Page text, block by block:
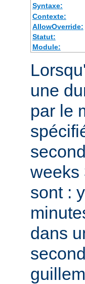
Syntaxe:
Contexte:
AllowOverride:
Statut:
Module:
une
par le
weeks
sont :
dans